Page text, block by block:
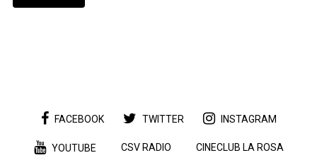
FACEBOOK TWITTER INSTAGRAM
YOUTUBE CSV RADIO CINECLUB LA ROSA